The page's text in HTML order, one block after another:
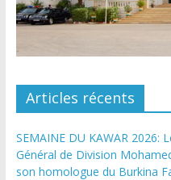
Articles récents
SEMAINE DU KAWAR 2026:
Général de Division
son homologue du Burkina